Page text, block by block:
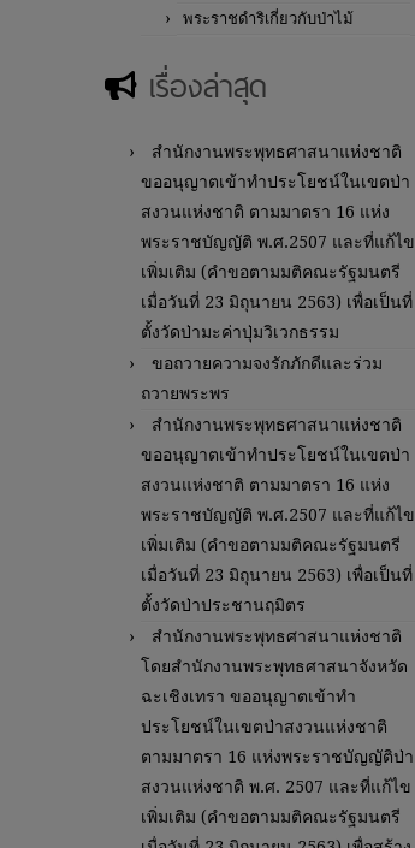
พระราชดำริเกี่ยวกับป่าไม้
เรื่องล่าสุด
สำนักงานพระพุทธศาสนาแห่งชาติ
ขออนุญาตเข้าทำประโยชน์ในเขตป่า
สงวนแห่งชาติ ตามมาตรา 16 แห่ง
พระราชบัญญัติ พ.ศ.2507 และที่แก้ไข
เพิ่มเติม (คำขอตามมติคณะรัฐมนตรี
เมื่อวันที่ 23 มิถุนายน 2563) เพื่อเป็นที่
ตั้งวัดป่ามะค่าปุ่มวิเวกธรรม
ขอถวายความจงรักภักดีและร่วม
ถวายพระพร
สำนักงานพระพุทธศาสนาแห่งชาติ
ขออนุญาตเข้าทำประโยชน์ในเขตป่า
สงวนแห่งชาติ ตามมาตรา 16 แห่ง
พระราชบัญญัติ พ.ศ.2507 และที่แก้ไข
เพิ่มเติม (คำขอตามมติคณะรัฐมนตรี
เมื่อวันที่ 23 มิถุนายน 2563) เพื่อเป็นที่
ตั้งวัดป่าประชานฤมิตร
สำนักงานพระพุทธศาสนาแห่งชาติ
โดยสำนักงานพระพุทธศาสนาจังหวัด
ฉะเชิงเทรา ขออนุญาตเข้าทำ
ประโยชน์ในเขตป่าสงวนแห่งชาติ
ตามมาตรา 16 แห่งพระราชบัญญัติป่า
สงวนแห่งชาติ พ.ศ. 2507 และที่แก้ไข
เพิ่มเติม (คำขอตามมติคณะรัฐมนตรี